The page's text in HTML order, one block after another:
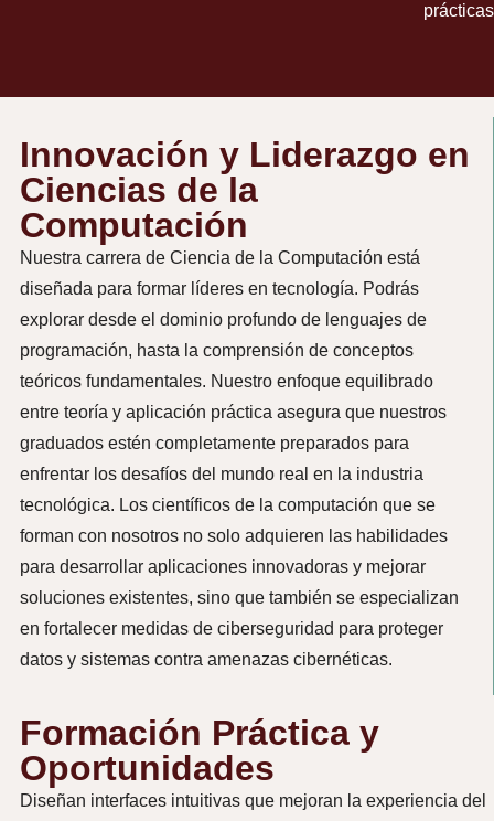
Innovación y Liderazgo en
Ciencias de la
Computación
Nuestra carrera de Ciencia de la Computación está
diseñada para formar líderes en tecnología. Podrás
explorar desde el dominio profundo de lenguajes de
programación, hasta la comprensión de conceptos
teóricos fundamentales. Nuestro enfoque equilibrado
entre teoría y aplicación práctica asegura que nuestros
graduados estén completamente preparados para
enfrentar los desafíos del mundo real en la industria
tecnológica. Los científicos de la computación que se
forman con nosotros no solo adquieren las habilidades
para desarrollar aplicaciones innovadoras y mejorar
soluciones existentes, sino que también se especializan
en fortalecer medidas de ciberseguridad para proteger
datos y sistemas contra amenazas cibernéticas.
Formación Práctica y
Oportunidades
Diseñan interfaces intuitivas que mejoran la experiencia del